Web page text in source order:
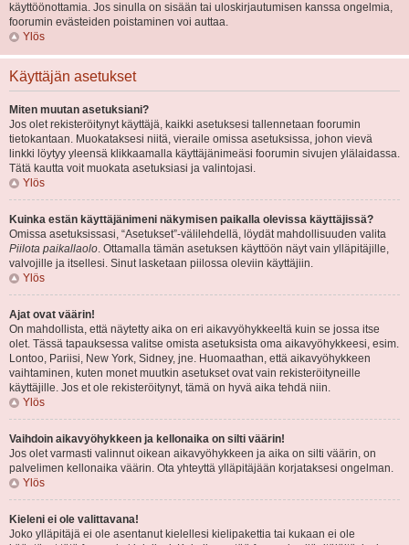
käyttöönottamia. Jos sinulla on sisään tai uloskirjautumisen kanssa ongelmia,
foorumin evästeiden poistaminen voi auttaa.
Ylös
Käyttäjän asetukset
Miten muutan asetuksiani?
Jos olet rekisteröitynyt käyttäjä, kaikki asetuksesi tallennetaan foorumin
tietokantaan. Muokataksesi niitä, vieraile omissa asetuksissa, johon vievä
linkki löytyy yleensä klikkaamalla käyttäjänimeäsi foorumin sivujen ylälaidassa.
Tätä kautta voit muokata asetuksiasi ja valintojasi.
Ylös
Kuinka estän käyttäjänimeni näkymisen paikalla olevissa käyttäjissä?
Omissa asetuksissasi, “Asetukset”-välilehdellä, löydät mahdollisuuden valita
Piilota paikallaolo. Ottamalla tämän asetuksen käyttöön näyt vain ylläpitäjille,
valvojille ja itsellesi. Sinut lasketaan piilossa oleviin käyttäjiin.
Ylös
Ajat ovat väärin!
On mahdollista, että näytetty aika on eri aikavyöhykkeeltä kuin se jossa itse
olet. Tässä tapauksessa valitse omista asetuksista oma aikavyöhykkeesi, esim.
Lontoo, Pariisi, New York, Sidney, jne. Huomaathan, että aikavyöhykkeen
vaihtaminen, kuten monet muutkin asetukset ovat vain rekisteröityneille
käyttäjille. Jos et ole rekisteröitynyt, tämä on hyvä aika tehdä niin.
Ylös
Vaihdoin aikavyöhykkeen ja kellonaika on silti väärin!
Jos olet varmasti valinnut oikean aikavyöhykkeen ja aika on silti väärin, on
palvelimen kellonaika väärin. Ota yhteyttä ylläpitäjään korjataksesi ongelman.
Ylös
Kieleni ei ole valittavana!
Joko ylläpitäjä ei ole asentanut kielellesi kielipakettia tai kukaan ei ole